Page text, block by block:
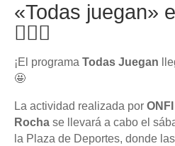
«Todas juegan»
🙋🏻‍♀️
¡El programa Todas Juegan
🤩
La actividad realizada por ONFI
Rocha se llevará a cabo el
la Plaza de Deportes, donde